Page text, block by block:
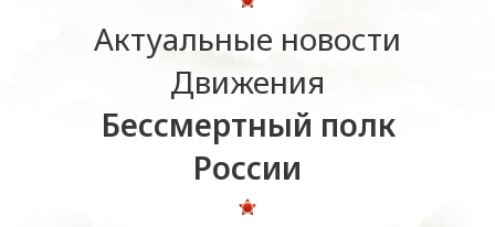
Актуальные новости
Движения
Бессмертный полк
России